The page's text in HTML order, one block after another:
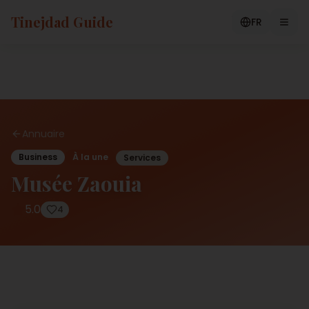
Tinejdad Guide FR
Annuaire
Business À la une Services
Musée Zaouia
5.0 4